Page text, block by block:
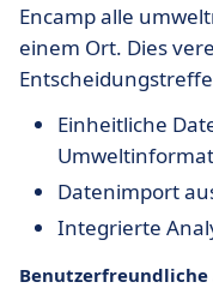
Encamp alle
einem Ort. Dies
Einheitliche
Datenimport
Integrierte